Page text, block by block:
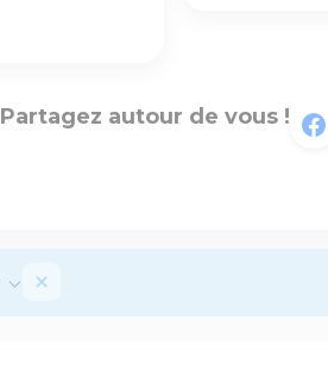
autour de vous !